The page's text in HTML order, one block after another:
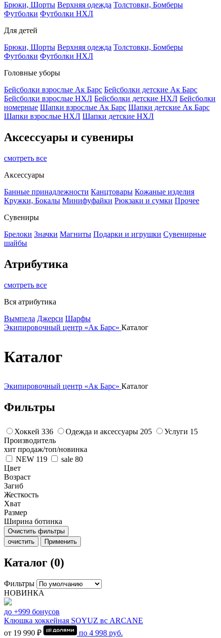
Брюки, Шорты Верхняя одежда Толстовки, Бомберы
Футболки Футболки НХЛ
Для детей
Брюки, Шорты Верхняя одежда Толстовки, Бомберы
Футболки Футболки НХЛ
Головные уборы
Бейсболки взрослые Ак Барс Бейсболки детские Ак Барс
Бейсболки взрослые НХЛ Бейсболки детские НХЛ Бейсболки
номерные Шапки взрослые Ак Барс Шапки детские Ак Барс
Шапки взрослые НХЛ Шапки детские НХЛ
Аксессуары и сувениры
смотреть все
Аксессуары
Банные принадлежности Канцтовары Кожаные изделия
Кружки, Бокалы Минифуфайки Рюкзаки и сумки Прочее
Сувениры
Брелоки Значки Магниты Подарки и игрушки Сувенирные
шайбы
Атрибутика
смотреть все
Вся атрибутика
Вымпела Джерси Шарфы
Экипировочный центр «Ак Барс» Каталог
Каталог
Экипировочный центр «Ак Барс» Каталог
Фильтры
Хоккей 336 Одежда и аксессуары 205 Услуги 15
Производитель
хит продаж/топ/новинка
NEW 119 sale 80
Цвет
Возраст
Загиб
Жесткость
Хват
Размер
Ширина ботинка
Очистить фильтры
очистить
Применить
Каталог (0)
Фильтры
НОВИНКА
до +999 бонусов
Клюшка хоккейная SOYUZ вс ARCANE
от 19 990 ₽
по 4 998 руб.